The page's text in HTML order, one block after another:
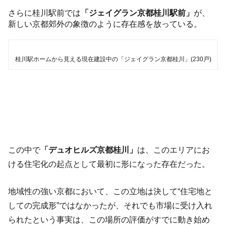
さらに桂川駅前では 「ジェイグラン京都桂川駅前」 が、
新しい京都郊外の象徴のように存在感を放っている。
桂川駅ホームから見える現在建設中の「ジェイグラン京都桂川」(230戸)
この中で「デュオヒルズ京都桂川」 は、このエリアにお
ける住宅化の起点として最初に形になった存在だった。
地域性の強い京都において、この立地は決して“住宅地と
しての完成形”ではなかったが、それでも市場に受け入れ
られたという事実は、この場所の評価がすでに動き始め